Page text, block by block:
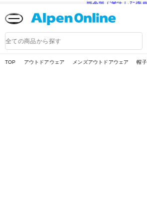
熊本県で発生した地
品
検
TOP アウトドアウェア メンズアウトドアウェア 帽子